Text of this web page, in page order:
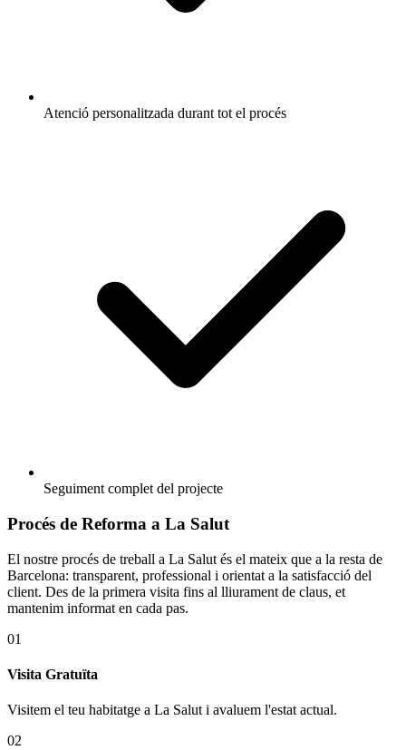
Atenció personalitzada durant tot el procés
Seguiment complet del projecte
Procés de Reforma a La Salut
El nostre procés de treball a La Salut és el mateix que a la resta de
Barcelona: transparent, professional i orientat a la satisfacció del
client. Des de la primera visita fins al lliurament de claus, et
mantenim informat en cada pas.
01
Visita Gratuïta
Visitem el teu habitatge a La Salut i avaluem l'estat actual.
02